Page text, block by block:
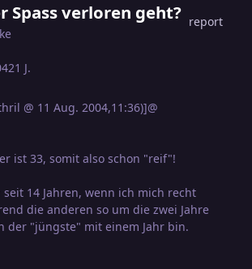
Spass verloren geht? report
21 J.
@ 11 Aug. 2004,11:36)]@
ist 33, somit also schon "reif"!
seit 14 Jahren, wenn ich mich recht
die anderen so um die zwei Jahre
der "jüngste" mit einem Jahr bin.